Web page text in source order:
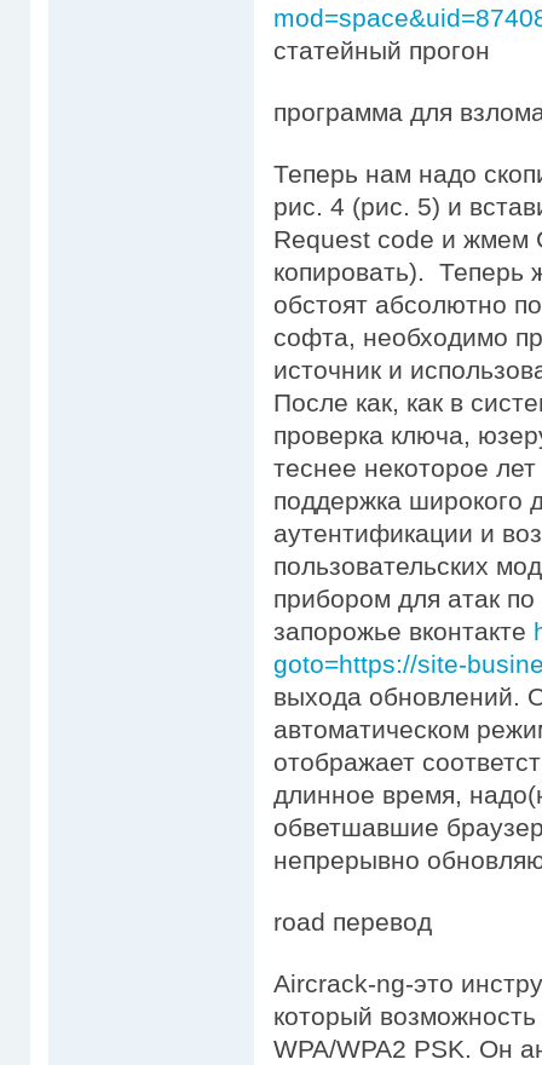
статейный прогон
программа для
Теперь нам надо
рис. 4 (рис. 5) и
Request code и жмем
копировать). Теперь
обстоят абсолютно
софта, необходимо
источник и
После как, как в
проверка ключа,
теснее некоторое
поддержка широкого
аутентификации и
пользовательских
прибором для атак
запорожье вконтакте
goto=https://site-
выхода обновлений.
автоматическом
отображает
длинное время,
обветшавшие
непрерывно
road перевод
Aircrack-ng-это
который
WPA/WPA2 PSK. Он